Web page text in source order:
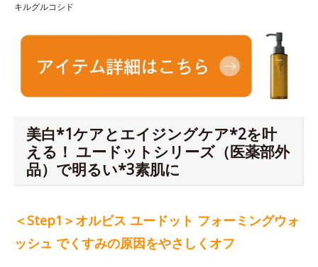
キルグルコシド
美白*1ケアとエイジングケア*2を叶
える！ ユードットシリーズ（医薬部外
品）で明るい*3素肌に
＜Step1＞オルビス ユードット フォーミングウォ
ッシュ でくすみの原因をやさしくオフ